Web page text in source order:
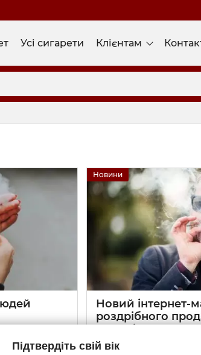
Усі сигарети Клієнтам
Новини
Новий інтернет-
роздрібного
- Шик і Дим!
21 09 2023
Підтвердіть свій вік